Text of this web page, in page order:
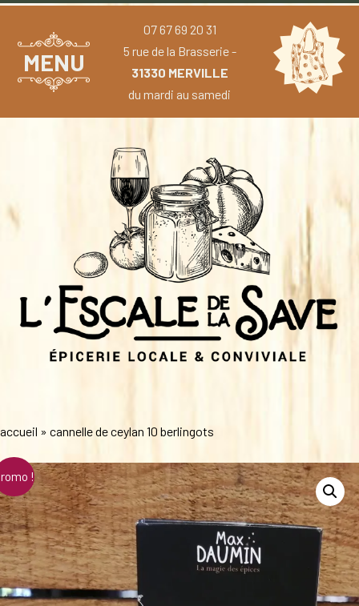
MENU
07 67 69 20 31
5 rue de la Brasserie -
31330 MERVILLE
du mardi au samedi
accueil » cannelle de ceylan 10 berlingots
!